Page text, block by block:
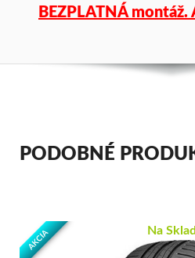
BEZPLATNÁ montáž.
PODOBNÉ
AKCIA Na